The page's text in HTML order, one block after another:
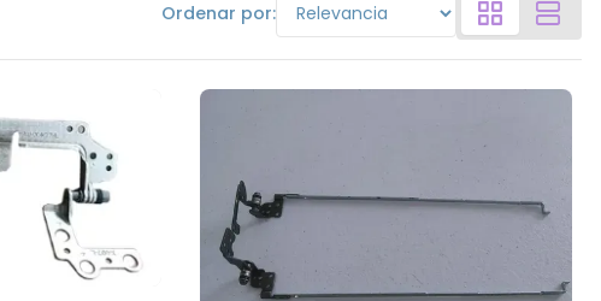
Ordenar por: